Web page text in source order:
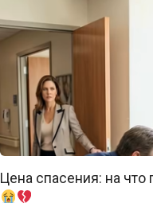
Цена спасения: на что